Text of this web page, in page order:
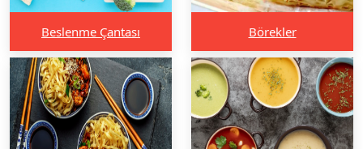
Beslenme Çantası Börekler